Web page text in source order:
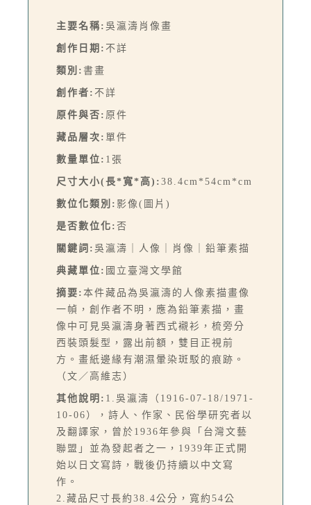
主要名稱: 吳瀛濤肖像畫
創作日期: 不詳
類別: 書畫
創作者: 不詳
原件與否: 原件
藏品層次: 單件
數量單位: 1張
尺寸大小(長*寬*高): 38.4cm*54cm*cm
數位化類別: 影像(圖片)
是否數位化: 否
關鍵詞: 吳瀛濤｜人像｜肖像｜鉛筆素描
典藏單位: 國立臺灣文學館
摘要: 本件藏品為吳瀛濤的人像素描畫像
一幀，創作者不明，應為鉛筆素描，畫
像中可見吳瀛濤身著西式襯衫，梳旁分
西裝頭髮型，露出前額，雙目正視前
方。畫紙邊緣有潮濕暈染斑駁的痕跡。
（文／高維志）
其他說明: 1.吳瀛濤（1916-07-18/1971-
10-06），詩人、作家、民俗學研究者以
及翻譯家，曾於1936年參與「台灣文藝
聯盟」並為發起者之一，1939年正式開
始以日文寫詩，戰後仍持續以中文寫
作。
2.藏品尺寸長約38.4公分，寬約54公